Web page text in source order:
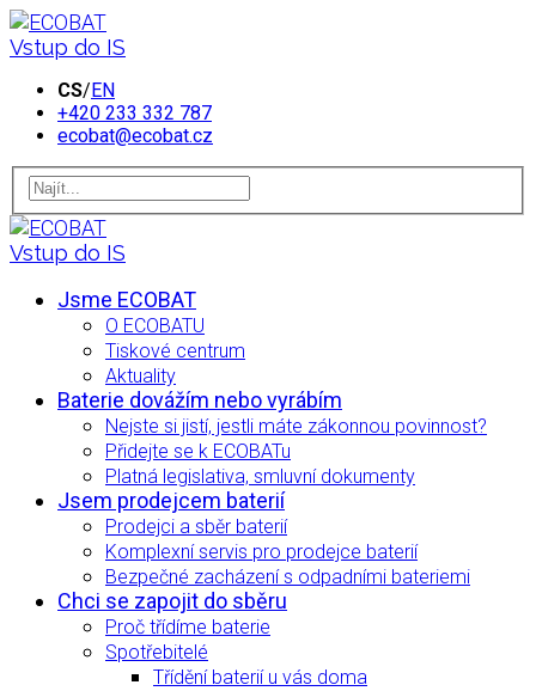
Vstup do IS
CS/EN
+420 233 332 787
ecobat@ecobat.cz
Vstup do IS
Jsme ECOBAT
O ECOBATU
Tiskové centrum
Aktuality
Baterie dovážím nebo vyrábím
Nejste si jistí, jestli máte zákonnou povinnost?
Přidejte se k ECOBATu
Platná legislativa, smluvní dokumenty
Jsem prodejcem baterií
Prodejci a sběr baterií
Komplexní servis pro prodejce baterií
Bezpečné zacházení s odpadními bateriemi
Chci se zapojit do sběru
Proč třídíme baterie
Spotřebitelé
Třídění baterií u vás doma